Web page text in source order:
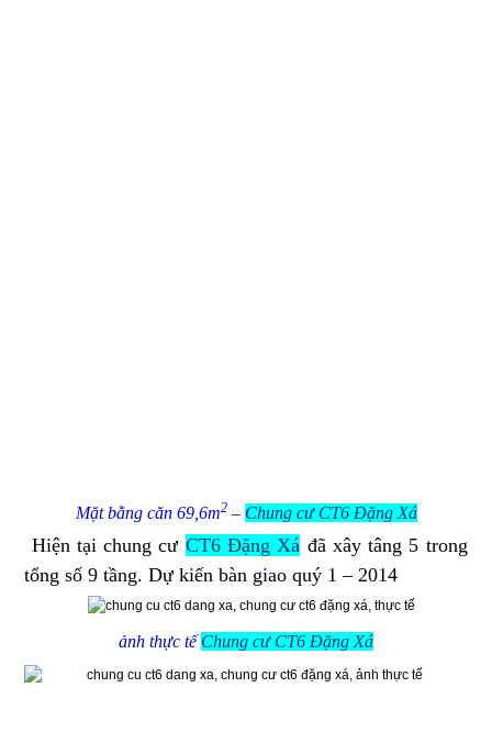
Mặt bằng căn 69,6m2– Chung cư CT6 Đặng Xá
Hiện tại chung cư CT6 Đặng Xá đã xây tâng 5 trong
tổng số 9 tầng. Dự kiến bàn giao quý 1 – 2014
ảnh thực tếChung cư CT6 Đặng Xá